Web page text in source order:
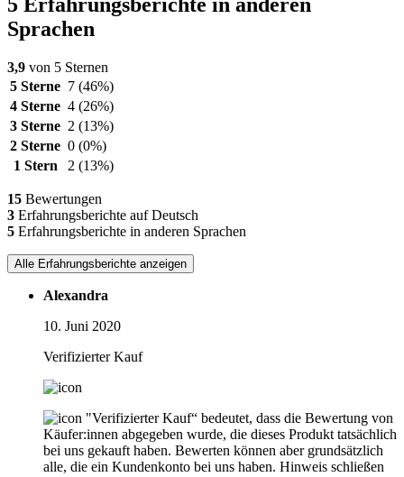
Sprachen
3,9 von 5 Sternen
5 Sterne 7 (46%)
4 Sterne 4 (26%)
3 Sterne 2 (13%)
2 Sterne 0 (0%)
1 Stern
2 (13%)
15 Bewertungen
3 Erfahrungsberichte auf Deutsch
5 Erfahrungsberichte in anderen Sprachen
Alle Erfahrungsberichte anzeigen
Alexandra
10. Juni 2020
Verifizierter Kauf
"Verifizierter Kauf“ bedeutet, dass die Bewertung von
Käufer:innen abgegeben wurde, die dieses Produkt tatsächlich
bei uns gekauft haben. Bewerten können aber grundsätzlich
alle, die ein Kundenkonto bei uns haben. Hinweis schließen